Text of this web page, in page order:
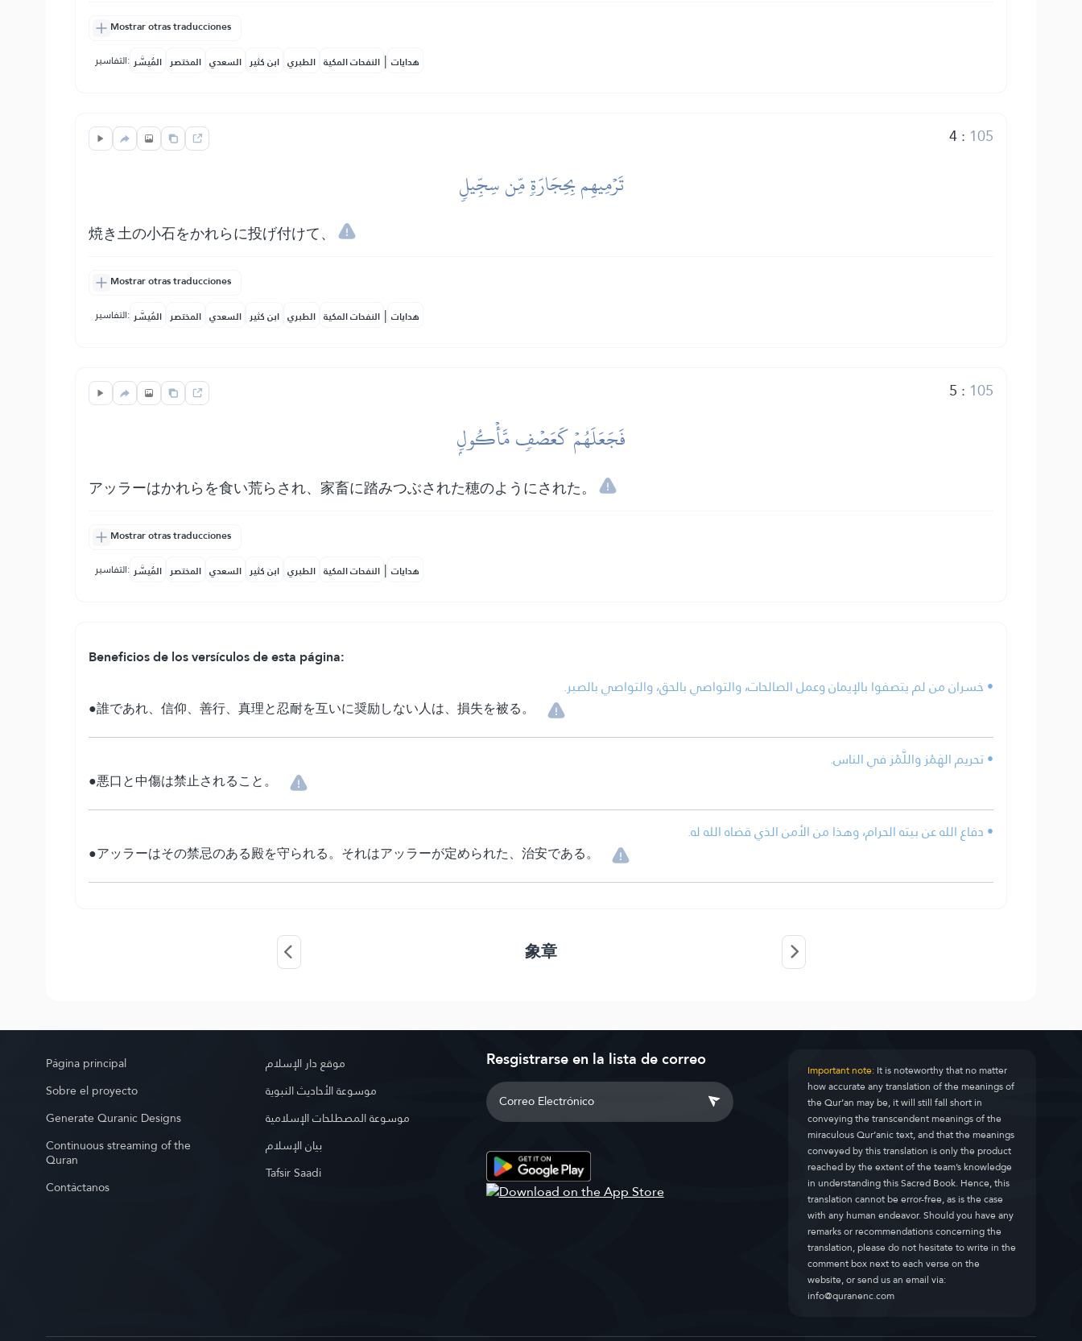
Mostrar otras traducciones
التفاسير: المُيسَّر المختصر السعدي ابن كثير الطبري النفحات المكية | هدايات
4: 105
تَرۡمِيهِم بِحِجَارَةٖ مِّن سِجِّيلٖ
焼き土の小石をかれらに投げ付けて、
Mostrar otras traducciones
التفاسير: المُيسَّر المختصر السعدي ابن كثير الطبري النفحات المكية | هدايات
5 : 105
فَجَعَلَهُمۡ كَعَصۡفٖ مَّأۡكُولِۭ
アッラーはかれらを食い荒らされ、家畜に踏みつぶされた穂のようにされた。
Mostrar otras traducciones
التفاسير: المُيسَّر المختصر السعدي ابن كثير الطبري النفحات المكية | هدايات
Beneficios de los versículos de esta página:
• خسران من لم يتصفوا بالإيمان وعمل الصالحات، والتواصي بالحق، والتواصي بالصبر.
●誰であれ、信仰、善行、真理と忍耐を互いに奨励しない人は、損失を被る。
• تحريم الهَمْز واللَّمْز في الناس.
●悪口と中傷は禁止されること。
• دفاع الله عن بيته الحرام، وهذا من الأمن الذي قضاه الله له.
●アッラーはその禁忌のある殿を守られる。それはアッラーが定められた、治安である。
象章
Página principal
Sobre el proyecto
Generate Quranic Designs
Continuous streaming of the
Quran
Contáctanos
موقع دار الإسلام
موسوعة الأحاديث النبوية
موسوعة المصطلحات الإسلامية
بيان الإسلام
Tafsir Saadi
Resgistrarse en la lista de correo Important note:It is noteworthy that no matter
how accurate any translation of the meanings of
the Qur’an may be, it will still fall short in
conveying the transcendent meanings of the
miraculous Qur’anic text, and that the meanings
conveyed by this translation is only the product
reached by the extent of the team’s knowledge
in understanding this Sacred Book. Hence, this
translation cannot be error-free, as is the case
with any human endeavor. Should you have any
remarks or recommendations concerning the
translation, please do not hesitate to write in the
comment box next to each verse on the
website, or send us an email via:
info@quranenc.com